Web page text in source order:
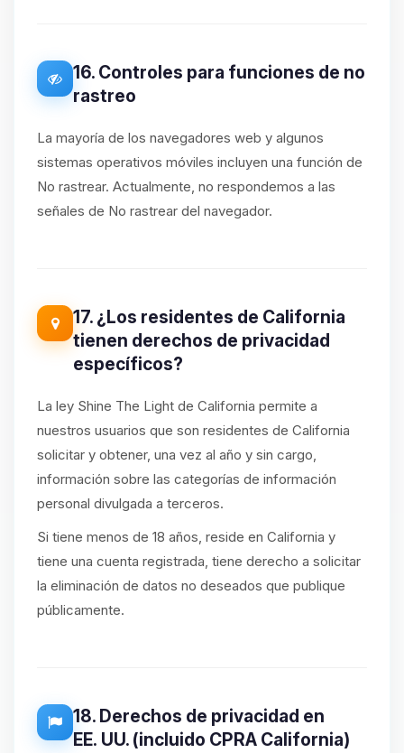
16. Controles para funciones de no
rastreo
La mayoría de los navegadores web y algunos
sistemas operativos móviles incluyen una función de
No rastrear. Actualmente, no respondemos a las
señales de No rastrear del navegador.
17. ¿Los residentes de California
tienen derechos de privacidad
específicos?
La ley Shine The Light de California permite a
nuestros usuarios que son residentes de California
solicitar y obtener, una vez al año y sin cargo,
información sobre las categorías de información
personal divulgada a terceros.
Si tiene menos de 18 años, reside en California y
tiene una cuenta registrada, tiene derecho a solicitar
la eliminación de datos no deseados que publique
públicamente.
18. Derechos de privacidad en
EE. UU. (incluido CPRA California)